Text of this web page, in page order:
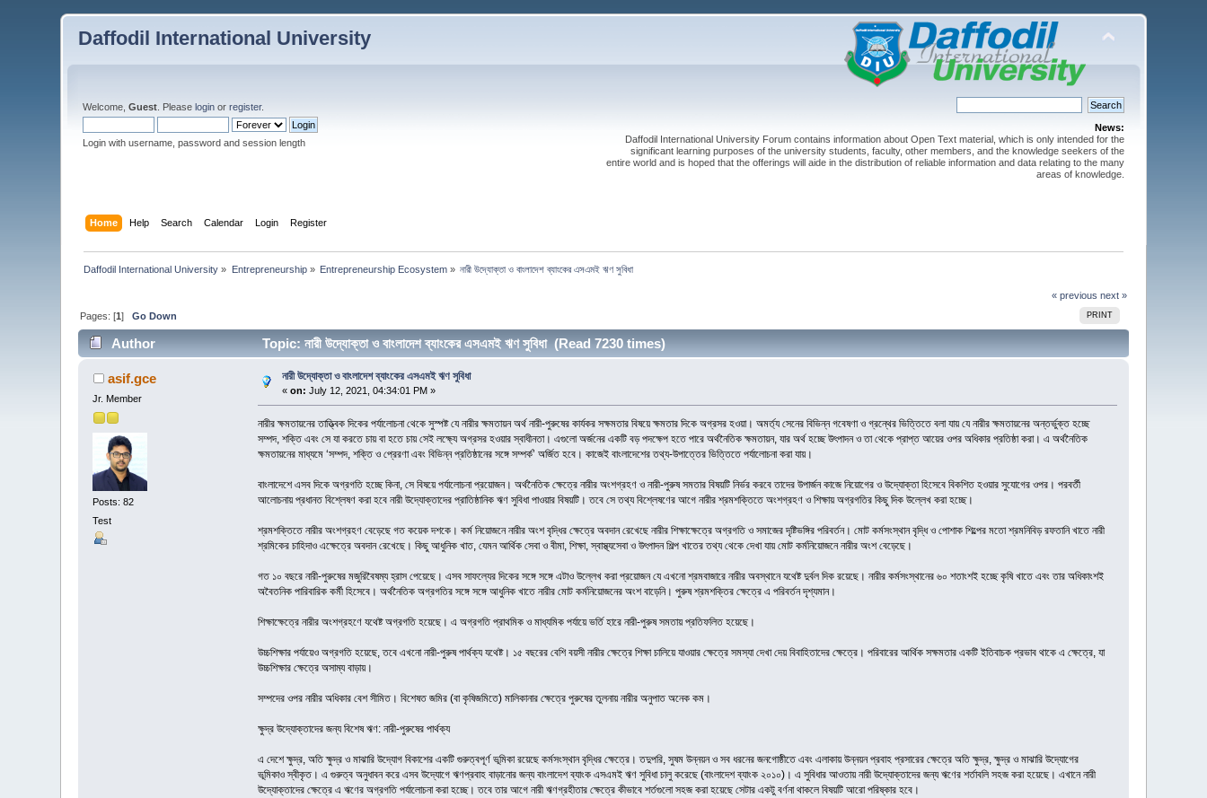
Daffodil International University
Welcome,Guest . Pleaselogin orregister.
Login with username, password and session length
News:
Daffodil International University Forum contains information about Open Text material, which is only intended for the
significant learning purposes of the university students, faculty, other members, and the knowledge seekers of the
entire world and is hoped that the offerings will aide in the distribution of reliable information and data relating to the many
areas of knowledge.
Home Help Search Calendar Login Register
Daffodil International University » Entrepreneurship» Entrepreneurship Ecosystem » নারী উদ্যোক্তা ও বাংলাদেশ ব্যাংকের এসএমই ঋণ সুবিধা
« previous next »
PRINT
Pages: [1]Go Down
Author Topic: নারী উদ্যোক্তা ও বাংলাদেশ ব্যাংকের এসএমই ঋণ সুবিধা (Read 7230 times)
asif.gce
Jr. Member
Posts: 82
Test
নারী উদ্যোক্তা ও বাংলাদেশ ব্যাংকের এসএমই ঋণ সুবিধা
«on: July 12, 2021, 04:34:01 PM »
নারীর ক্ষমতায়নের তাত্ত্বিক দিকের পর্যালোচনা থেকে সুস্পষ্ট যে নারীর ক্ষমতায়ন অর্থ নারী-পুরুষের কার্যকর সক্ষমতার বিষয়ে ক্ষমতার দিকে অগ্রসর হওয়া। অমর্ত্য সেনের বিভিন্ন গবেষণা ও গ্রন্থের ভিত্তিতে বলা যায় যে নারীর ক্ষমতায়নের অন্তর্ভুক্ত হচ্ছে
সম্পদ, শক্তি এবং সে যা করতে চায় বা হতে চায় সেই লক্ষ্যে অগ্রসর হওয়ার স্বাধীনতা। এগুলো অর্জনের একটি বড় পদক্ষেপ হতে পারে অর্থনৈতিক ক্ষমতায়ন, যার অর্থ হচ্ছে উৎপাদন ও তা থেকে প্রাপ্ত আয়ের ওপর অধিকার প্রতিষ্ঠা করা। এ অর্থনৈতিক
ক্ষমতায়নের মাধ্যমে ‘সম্পদ, শক্তি ও প্রেরণা এবং বিভিন্ন প্রতিষ্ঠানের সঙ্গে সম্পর্ক’ অর্জিত হবে। কাজেই বাংলাদেশের তথ্য-উপাত্তের ভিত্তিতে পর্যালোচনা করা যায়।
বাংলাদেশে এসব দিকে অগ্রগতি হচ্ছে কিনা, সে বিষয়ে পর্যালোচনা প্রয়োজন। অর্থনৈতিক ক্ষেত্রে নারীর অংশগ্রহণ ও নারী-পুরুষ সমতার বিষয়টি নির্ভর করবে তাদের উপার্জন কাজে নিয়োগের ও উদ্যোক্তা হিসেবে বিকশিত হওয়ার সুযোগের ওপর। পরবর্তী
আলোচনায় প্রধানত বিশ্লেষণ করা হবে নারী উদ্যোক্তাদের প্রাতিষ্ঠানিক ঋণ সুবিধা পাওয়ার বিষয়টি। তবে সে তথ্য বিশ্লেষণের আগে নারীর শ্রমশক্তিতে অংশগ্রহণ ও শিক্ষায় অগ্রগতির কিছু দিক উল্লেখ করা হচ্ছে।
শ্রমশক্তিতে নারীর অংশগ্রহণ বেড়েছে গত কয়েক দশকে। কর্ম নিয়োজনে নারীর অংশ বৃদ্ধির ক্ষেত্রে অবদান রেখেছে নারীর শিক্ষাক্ষেত্রে অগ্রগতি ও সমাজের দৃষ্টিভঙ্গির পরিবর্তন। মোট কর্মসংস্থান বৃদ্ধি ও পোশাক শিল্পের মতো শ্রমনিবিড় রফতানি খাতে নারী
শ্রমিকের চাহিদাও এক্ষেত্রে অবদান রেখেছে। কিছু আধুনিক খাত, যেমন আর্থিক সেবা ও বীমা, শিক্ষা, স্বাস্থ্যসেবা ও উৎপাদন শিল্প খাতের তথ্য থেকে দেখা যায় মোট কর্মনিয়োজনে নারীর অংশ বেড়েছে।
গত ১০ বছরে নারী-পুরুষের মজুরিবৈষম্য হ্রাস পেয়েছে। এসব সাফল্যের দিকের সঙ্গে সঙ্গে এটাও উল্লেখ করা প্রয়োজন যে এখনো শ্রমবাজারে নারীর অবস্থানে যথেষ্ট দুর্বল দিক রয়েছে। নারীর কর্মসংস্থানের ৬০ শতাংশই হচ্ছে কৃষি খাতে এবং তার অধিকাংশই
অবৈতনিক পারিবারিক কর্মী হিসেবে। অর্থনৈতিক অগ্রগতির সঙ্গে সঙ্গে আধুনিক খাতে নারীর মোট কর্মনিয়োজনের অংশ বাড়েনি। পুরুষ শ্রমশক্তির ক্ষেত্রে এ পরিবর্তন দৃশ্যমান।
শিক্ষাক্ষেত্রে নারীর অংশগ্রহণে যথেষ্ট অগ্রগতি হয়েছে। এ অগ্রগতি প্রাথমিক ও মাধ্যমিক পর্যায়ে ভর্তি হারে নারী-পুরুষ সমতায় প্রতিফলিত হয়েছে।
উচ্চশিক্ষার পর্যায়েও অগ্রগতি হয়েছে, তবে এখনো নারী-পুরুষ পার্থক্য যথেষ্ট। ১৫ বছরের বেশি বয়সী নারীর ক্ষেত্রে শিক্ষা চালিয়ে যাওয়ার ক্ষেত্রে সমস্যা দেখা দেয় বিবাহিতাদের ক্ষেত্রে। পরিবারের আর্থিক সক্ষমতার একটি ইতিবাচক প্রভাব থাকে এ ক্ষেত্রে, যা
উচ্চশিক্ষার ক্ষেত্রে অসাম্য বাড়ায়।
সম্পদের ওপর নারীর অধিকার বেশ সীমিত। বিশেষত জমির (বা কৃষিজমিতে) মালিকানার ক্ষেত্রে পুরুষের তুলনায় নারীর অনুপাত অনেক কম।
ক্ষুদ্র উদ্যোক্তাদের জন্য বিশেষ ঋণ: নারী-পুরুষের পার্থক্য
এ দেশে ক্ষুদ্র, অতি ক্ষুদ্র ও মাঝারি উদ্যোগ বিকাশের একটি গুরুত্বপূর্ণ ভূমিকা রয়েছে কর্মসংস্থান বৃদ্ধির ক্ষেত্রে। তদুপরি, সুষম উন্নয়ন ও সব ধরনের জনগোষ্ঠীতে এবং এলাকায় উন্নয়ন প্রবাহ প্রসারের ক্ষেত্রে অতি ক্ষুদ্র, ক্ষুদ্র ও মাঝারি উদ্যোগের
ভূমিকাও স্বীকৃত। এ গুরুত্ব অনুধাবন করে এসব উদ্যোগে ঋণপ্রবাহ বাড়ানোর জন্য বাংলাদেশ ব্যাংক এসএমই ঋণ সুবিধা চালু করেছে (বাংলাদেশ ব্যাংক ২০১০)। এ সুবিধার আওতায় নারী উদ্যোক্তাদের জন্য ঋণের শর্তাবলি সহজ করা হয়েছে। এখানে নারী
উদ্যোক্তাদের ক্ষেত্রে এ ঋণের অগ্রগতি পর্যালোচনা করা হচ্ছে। তবে তার আগে নারী ঋণগ্রহীতার ক্ষেত্রে কীভাবে শর্তগুলো সহজ করা হয়েছে সেটার একটু বর্ণনা থাকলে বিষয়টি আরো পরিষ্কার হবে।